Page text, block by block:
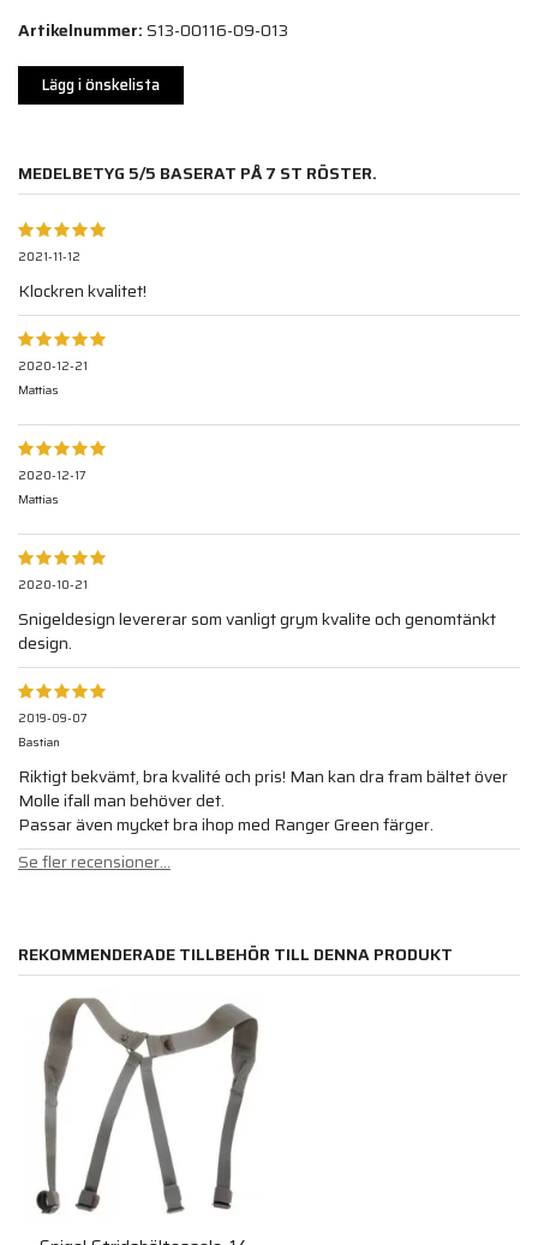
Artikelnummer:S13-00116-09-013
Lägg i önskelista
MEDELBETYG 5/5 BASERAT PÅ7 ST RÖSTER.
2021-11-12
Klockren kvalitet!
2020-12-21
Mattias
2020-12-17
Mattias
2020-10-21
Snigeldesign levererar som vanligt grym kvalite och genomtänkt
design.
2019-09-07
Bastian
Riktigt bekvämt, bra kvalité och pris! Man kan dra fram bältet över
Molle ifall man behöver det.
Passar även mycket bra ihop med Ranger Green färger.
Se fler recensioner...
REKOMMENDERADE TILLBEHÖR TILL DENNA PRODUKT